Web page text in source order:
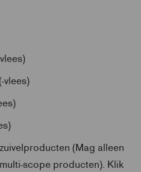
vlees)
(Mag alleen
scope producten). Klik